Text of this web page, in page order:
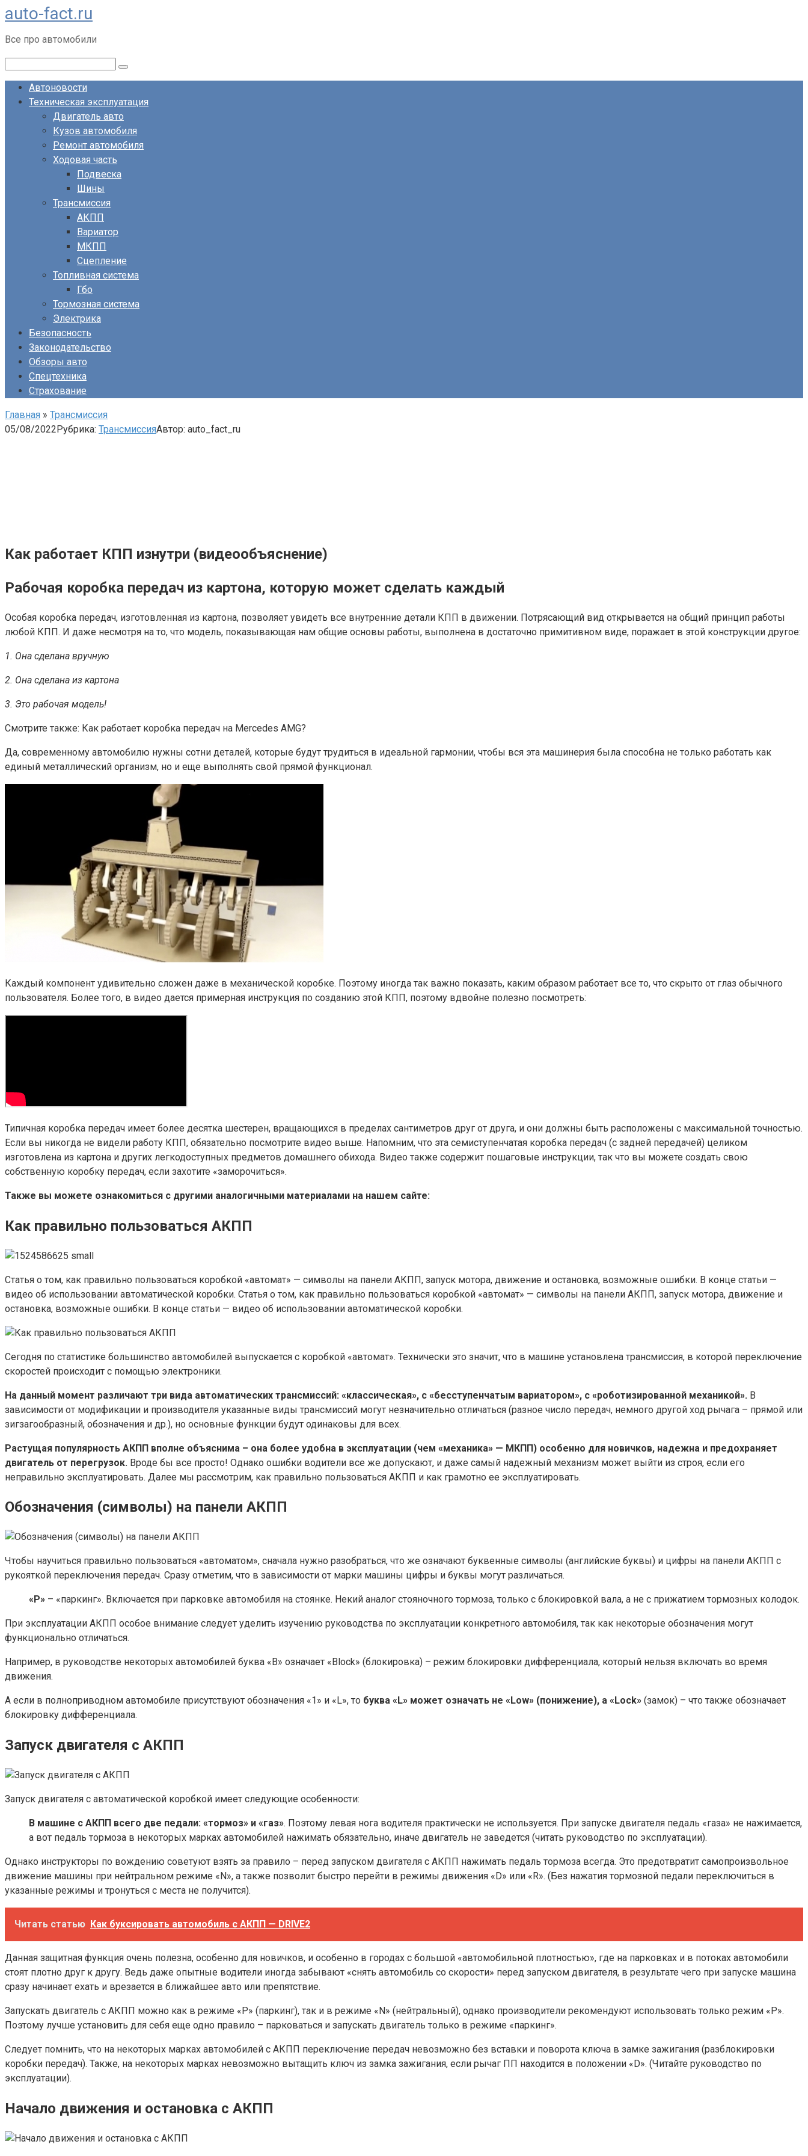
Перейти
к
контенту
auto-fact.ru
Все про автомобили
Автоновости
Техническая эксплуатация
Двигатель авто
Кузов автомобиля
Ремонт автомобиля
Ходовая часть
Подвеска
Шины
Трансмиссия
АКПП
Вариатор
МКПП
Сцепление
Топливная система
Гбо
Тормозная система
Электрика
Безопасность
Законодательство
Обзоры авто
Спецтехника
Страхование
Главная » Трансмиссия
05/08/2022Рубрика: ТрансмиссияАвтор: auto_fact_ru
Как работает КПП изнутри (видеообъяснение)
Рабочая коробка передач из картона, которую может сделать каждый
Особая коробка передач, изготовленная из картона, позволяет увидеть все внутренние детали КПП в движении. Потрясающий вид открывается на общий принцип работы
любой КПП. И даже несмотря на то, что модель, показывающая нам общие основы работы, выполнена в достаточно примитивном виде, поражает в этой конструкции другое:
1. Она сделана вручную
2. Она сделана из картона
3. Это рабочая модель!
Смотрите также: Как работает коробка передач на Mercedes AMG?
Да, современному автомобилю нужны сотни деталей, которые будут трудиться в идеальной гармонии, чтобы вся эта машинерия была способна не только работать как
единый металлический организм, но и еще выполнять свой прямой функционал.
Каждый компонент удивительно сложен даже в механической коробке. Поэтому иногда так важно показать, каким образом работает все то, что скрыто от глаз обычного
пользователя. Более того, в видео дается примерная инструкция по созданию этой КПП, поэтому вдвойне полезно посмотреть:
Типичная коробка передач имеет более десятка шестерен, вращающихся в пределах сантиметров друг от друга, и они должны быть расположены с максимальной точностью.
Если вы никогда не видели работу КПП, обязательно посмотрите видео выше. Напомним, что эта семиступенчатая коробка передач (с задней передачей) целиком
изготовлена из картона и других легкодоступных предметов домашнего обихода. Видео также содержит пошаговые инструкции, так что вы можете создать свою
собственную коробку передач, если захотите «заморочиться».
Также вы можете ознакомиться с другими аналогичными материалами на нашем сайте:
Как правильно пользоваться АКПП
Статья о том, как правильно пользоваться коробкой «автомат» — символы на панели АКПП, запуск мотора, движение и остановка, возможные ошибки. В конце статьи —
видео об использовании автоматической коробки. Статья о том, как правильно пользоваться коробкой «автомат» — символы на панели АКПП, запуск мотора, движение и
остановка, возможные ошибки. В конце статьи — видео об использовании автоматической коробки.
Сегодня по статистике большинство автомобилей выпускается с коробкой «автомат». Технически это значит, что в машине установлена трансмиссия, в которой переключение
скоростей происходит с помощью электроники.
На данный момент различают три вида автоматических трансмиссий: «классическая», с «бесступенчатым вариатором», с «роботизированной механикой». В
зависимости от модификации и производителя указанные виды трансмиссий могут незначительно отличаться (разное число передач, немного другой ход рычага – прямой или
зигзагообразный, обозначения и др.), но основные функции будут одинаковы для всех.
Растущая популярность АКПП вполне объяснима – она более удобна в эксплуатации (чем «механика» — МКПП) особенно для новичков, надежна и предохраняет
двигатель от перегрузок. Вроде бы все просто! Однако ошибки водители все же допускают, и даже самый надежный механизм может выйти из строя, если его
неправильно эксплуатировать. Далее мы рассмотрим, как правильно пользоваться АКПП и как грамотно ее эксплуатировать.
Обозначения (символы) на панели АКПП
Чтобы научиться правильно пользоваться «автоматом», сначала нужно разобраться, что же означают буквенные символы (английские буквы) и цифры на панели АКПП с
рукояткой переключения передач. Сразу отметим, что в зависимости от марки машины цифры и буквы могут различаться.
«P» – «паркинг». Включается при парковке автомобиля на стоянке. Некий аналог стояночного тормоза, только с блокировкой вала, а не с прижатием тормозных колодок.
При эксплуатации АКПП особое внимание следует уделить изучению руководства по эксплуатации конкретного автомобиля, так как некоторые обозначения могут
функционально отличаться.
Например, в руководстве некоторых автомобилей буква «B» означает «Block» (блокировка) – режим блокировки дифференциала, который нельзя включать во время
движения.
А если в полноприводном автомобиле присутствуют обозначения «1» и «L», то буква «L» может означать не «Low» (понижение), а «Lock» (замок) – что также обозначает
блокировку дифференциала.
Запуск двигателя с АКПП
Запуск двигателя с автоматической коробкой имеет следующие особенности:
В машине с АКПП всего две педали: «тормоз» и «газ». Поэтому левая нога водителя практически не используется. При запуске двигателя педаль «газа» не нажимается,
а вот педаль тормоза в некоторых марках автомобилей нажимать обязательно, иначе двигатель не заведется (читать руководство по эксплуатации).
Однако инструкторы по вождению советуют взять за правило – перед запуском двигателя с АКПП нажимать педаль тормоза всегда. Это предотвратит самопроизвольное
движение машины при нейтральном режиме «N», а также позволит быстро перейти в режимы движения «D» или «R». (Без нажатия тормозной педали переключиться в
указанные режимы и тронуться с места не получится).
Читать статью Как буксировать автомобиль с АКПП — DRIVE2
Данная защитная функция очень полезна, особенно для новичков, и особенно в городах с большой «автомобильной плотностью», где на парковках и в потоках автомобили
стоят плотно друг к другу. Ведь даже опытные водители иногда забывают «снять автомобиль со скорости» перед запуском двигателя, в результате чего при запуске машина
сразу начинает ехать и врезается в ближайшее авто или препятствие.
Запускать двигатель с АКПП можно как в режиме «P» (паркинг), так и в режиме «N» (нейтральный), однако производители рекомендуют использовать только режим «P».
Поэтому лучше установить для себя еще одно правило – парковаться и запускать двигатель только в режиме «паркинг».
Следует помнить, что на некоторых марках автомобилей с АКПП переключение передач невозможно без вставки и поворота ключа в замке зажигания (разблокировки
коробки передач). Также, на некоторых марках невозможно вытащить ключ из замка зажигания, если рычаг ПП находится в положении «D». (Читайте руководство по
эксплуатации).
Начало движения и остановка с АКПП